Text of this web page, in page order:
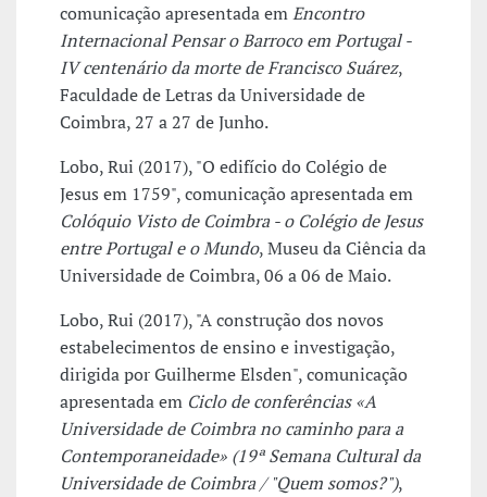
comunicação apresentada emEncontro
Internacional Pensar o Barroco em Portugal -
IV centenário da morte de Francisco Suárez,
Faculdade de Letras da Universidade de
Coimbra, 27 a 27 de Junho.
Lobo, Rui (2017), "O edifício do Colégio de
Jesus em 1759", comunicação apresentada em
Colóquio Visto de Coimbra - o Colégio de Jesus
entre Portugal e o Mundo, Museu da Ciência da
Universidade de Coimbra, 06 a 06 de Maio.
Lobo, Rui (2017), "A construção dos novos
estabelecimentos de ensino e investigação,
dirigida por Guilherme Elsden", comunicação
apresentada em Ciclo de conferências «A
Universidade de Coimbra no caminho para a
Contemporaneidade» (19ª Semana Cultural da
Universidade de Coimbra / "Quem somos?"),